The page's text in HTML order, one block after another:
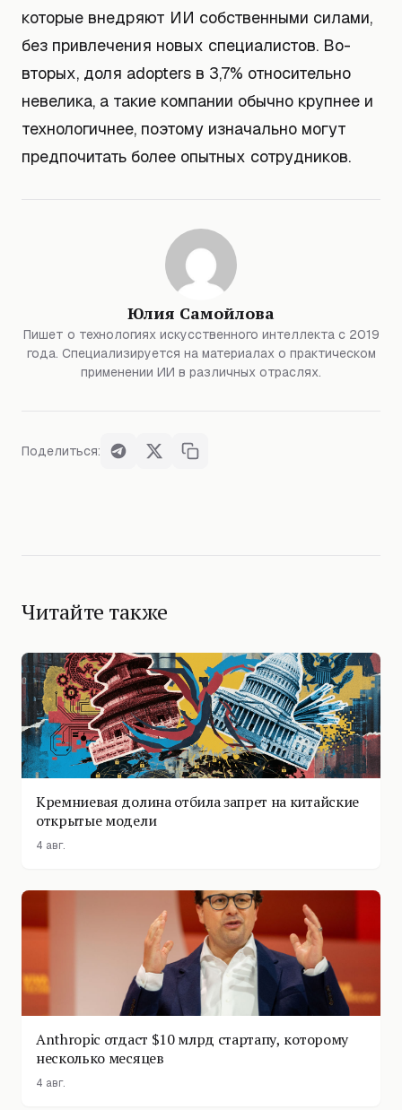
которые внедряют ИИ собственными силами,
без привлечения новых специалистов. Во-
вторых, доля adopters в 3,7% относительно
невелика, а такие компании обычно крупнее и
технологичнее, поэтому изначально могут
предпочитать более опытных сотрудников.
Юлия Самойлова
Пишет о технологиях искусственного интеллекта с 2019
года. Специализируется на материалах о практическом
применении ИИ в различных отраслях.
Поделиться:
Читайте также
Кремниевая долина отбила запрет на китайские
открытые модели
4 авг.
Anthropic отдаст $10 млрд стартапу, которому
несколько месяцев
4 авг.